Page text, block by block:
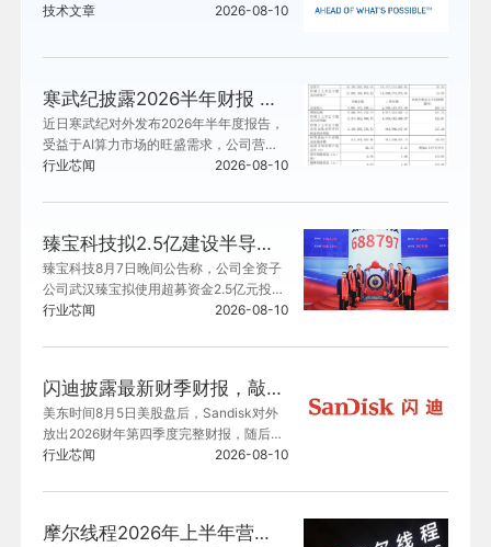
技术文章
2026-08-10
寒武纪披露2026半年财报 营收净利润实现翻倍增长
近日寒武纪对外发布2026年半年度报告，
受益于AI算力市场的旺盛需求，公司营
收、归母净利润同比均实现翻倍上涨，产
行业芯闻 2026-08-10
臻宝科技拟2.5亿建设半导体零部件研发生产基地项目
臻宝科技8月7日晚间公告称，公司全资子
公司武汉臻宝拟使用超募资金2.5亿元投资
新建“半导体零部件研发生产基地项目”，
行业芯闻 2026-08-10
闪迪披露最新财季财报，敲定8份NBM长期供货协议
美东时间8月5日美股盘后，Sandisk对外
放出2026财年第四季度完整财报，随后管
理层在业绩电话会议当中对外官宣，企业
客户签下NBM全新商业模式长期供货合
出产能供给速度，下游市场景气度高涨。
行业芯闻 2026-08-10
摩尔线程2026年上半年营收17.36亿元，同比增长147.42%